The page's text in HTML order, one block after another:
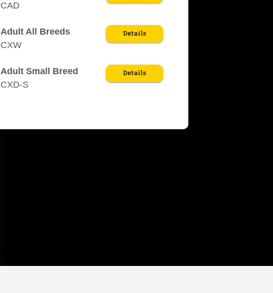
CAD
Adult All Breeds
CXW
Details
Adult Small Breed
CXD-S
Details